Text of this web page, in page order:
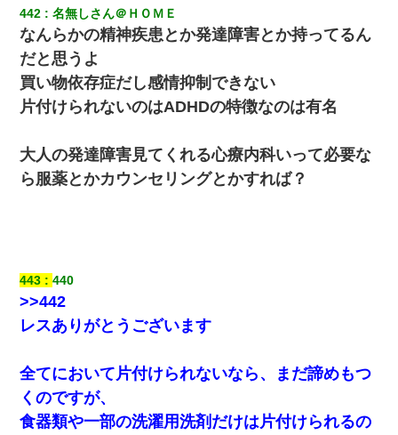
嫁＆娘「そんな匂いしない…」ある日、友人奥「素敵なアンティ
ークですね！」俺（！？）
今日夫の実家に泊ったんだけど、朝起きたら股間がなんかモッコ
リしてた
時間弱・・・
卒業を控えた年の1月末、車にひかれて看護師になれなくなった。
妻と同居し始めたときから、よく妻が「どこかで音漏れしてな
い？音楽聞こえる」と言っていて…
ＤＮＡ検査『血縁関係０％』旦那「やっぱり托卵だったんだ…」
嫁「本当に身に覚えがない」「なにかの間違いだ！取り違え
だ！」→ 嫁「あっ」
442 名無しさん＠ＨＯＭＥ
なんらかの精神疾患とか発達障害とか持ってるん
だと思うよ
買い物依存症だし感情抑制できない
片付けられないのはADHDの特徴なのは有名
大人の発達障害見てくれる心療内科いって必要な
ら服薬とかカウンセリングとかすれば？
443 440
>>442
レスありがとうございます
全てにおいて片付けられないなら、まだ諦めもつ
くのですが、
食器類や一部の洗濯用洗剤だけは片付けられるの